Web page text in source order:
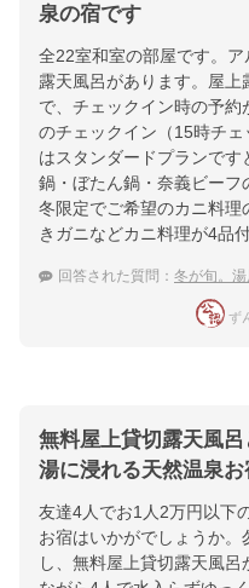
泉の宿です
全22室和室の部屋です。
露天風呂があります。屋
で、チェックイン時の予
のチェックイン（15時チ
はスタンダードプランです
鍋・ぼたん鍋・奈義ビーフ
冬限定でご希望のカニ料
きガニなどカニ料理が4品付
回答された質問： 冬が旬。湯原
ず
無料屋上貸切露天風
湯に浸れる天然温泉お
友達4人でお1人2万円以下
お宿はいかがでしょうか
し、無料屋上貸切露天風